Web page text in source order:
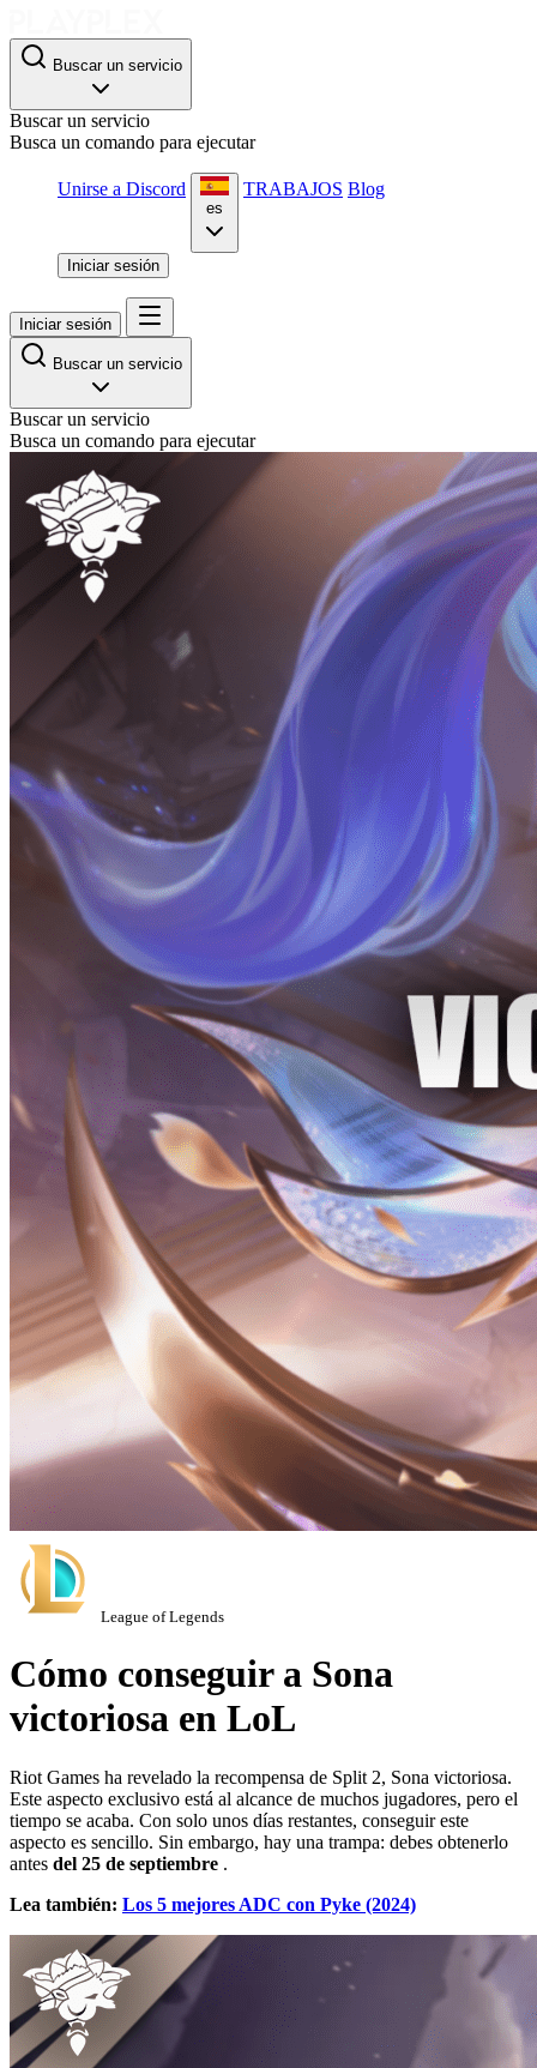
Buscar un servicio
Buscar un servicio
Busca un comando para ejecutar
Unirse a Discord
es
TRABAJOS Blog
Iniciar sesión
Iniciar sesión
Buscar un servicio
Buscar un servicio
Busca un comando para ejecutar
League of Legends
Cómo conseguir a Sona
victoriosa en LoL
Riot Games ha revelado la recompensa de Split 2, Sona victoriosa.
Este aspecto exclusivo está al alcance de muchos jugadores, pero el
tiempo se acaba. Con solo unos días restantes, conseguir este
aspecto es sencillo. Sin embargo, hay una trampa: debes obtenerlo
antes del 25 de septiembre .
Lea también: Los 5 mejores ADC con Pyke (2024)